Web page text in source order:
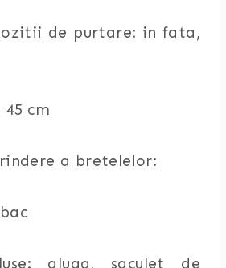
de purtare: in fata,
cm
a bretelelor:
gluga, saculet de